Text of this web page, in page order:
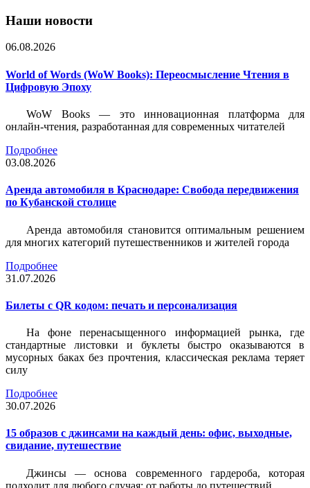
Наши новости
06.08.2026
World of Words (WoW Books): Переосмысление Чтения в
Цифровую Эпоху
WoW Books — это инновационная платформа для
онлайн-чтения, разработанная для современных читателей
Подробнее
03.08.2026
Аренда автомобиля в Краснодаре: Свобода передвижения
по Кубанской столице
Аренда автомобиля становится оптимальным решением
для многих категорий путешественников и жителей города
Подробнее
31.07.2026
Билеты c QR кодом: печать и персонализация
На фоне перенасыщенного информацией рынка, где
стандартные листовки и буклеты быстро оказываются в
мусорных баках без прочтения, классическая реклама теряет
силу
Подробнее
30.07.2026
15 образов с джинсами на каждый день: офис, выходные,
свидание, путешествие
Джинсы — основа современного гардероба, которая
подходит для любого случая: от работы до путешествий